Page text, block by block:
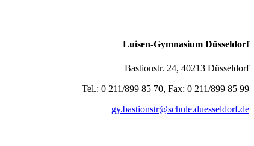
Luisen-Gymnasium Düsseldorf
Bastionstr. 24, 40213 Düsseldorf
Tel.: 0 211/899 85 70, Fax: 0 211/899 85 99
gy.bastionstr@schule.duesseldorf.de